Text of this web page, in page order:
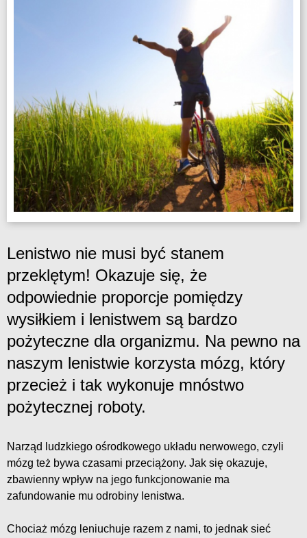
Lenistwo nie musi być stanem
przeklętym! Okazuje się, że
odpowiednie proporcje pomiędzy
wysiłkiem i lenistwem są bardzo
pożyteczne dla organizmu. Na pewno na
naszym lenistwie korzysta mózg, który
przecież i tak wykonuje mnóstwo
pożytecznej roboty.
Narząd ludzkiego ośrodkowego układu nerwowego, czyli
mózg też bywa czasami przeciążony. Jak się okazuje,
zbawienny wpływ na jego funkcjonowanie ma
zafundowanie mu odrobiny lenistwa.
Chociaż mózg leniuchuje razem z nami, to jednak sieć